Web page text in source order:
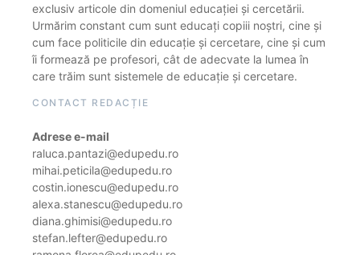
exclusiv articole din domeniul educației și cercetării.
Urmărim constant cum sunt educați copiii noștri, cine și
cum face politicile din educație și cercetare, cine și cum
îi formează pe profesori, cât de adecvate la lumea în
care trăim sunt sistemele de educație și cercetare.
CONTACT REDACȚIE
Adrese e-mail
raluca.pantazi@edupedu.ro
mihai.peticila@edupedu.ro
costin.ionescu@edupedu.ro
alexa.stanescu@edupedu.ro
diana.ghimisi@edupedu.ro
stefan.lefter@edupedu.ro